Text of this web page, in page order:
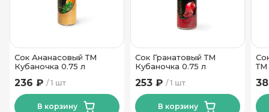
Вид упаковки
Стекло
Сок Ананасовый ТМ
Кубаночка 0.75 л
1 шт
236 ₽
В корзину
Сок Гранатовый ТМ
Кубаночка 0.75 л
1 шт
253 ₽
В корзину
ТМ